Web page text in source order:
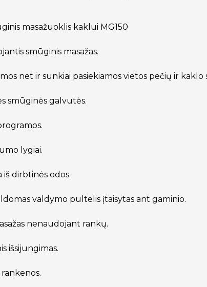
masažuoklis kaklui MG150
smūginis masažas.
net ir sunkiai pasiekiamos vietos pečių ir kaklo
smūginės galvutės.
lygiai.
iš dirbtinės odos.
valdymo pultelis įtaisytas ant gaminio.
nenaudojant rankų.
išsijungimas.